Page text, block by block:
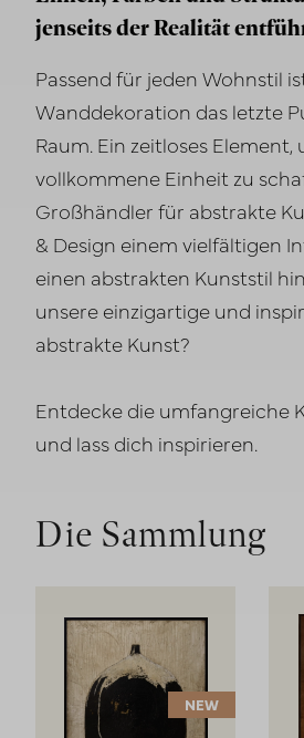
jenseits der Realität
Passend für jeden Wohnstil
Wanddekoration das letzte
Raum. Ein zeitloses Element,
vollkommene Einheit zu
Großhändler für abstrakte
& Design einem vielfältigen
einen abstrakten Kunststil
unsere einzigartige und
abstrakte Kunst?
Entdecke die umfangreiche
und lass dich inspirieren.
Die Sammlung
NEW